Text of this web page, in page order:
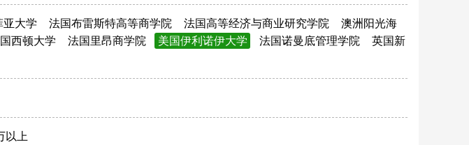
亚大学 法国布雷斯特高等商学院 法国高等经济与商业研究学院
澳洲阳光海
西顿大学 法国里昂商学院 美国伊利诺伊大学 法国诺曼底管理学院
英国新
以上